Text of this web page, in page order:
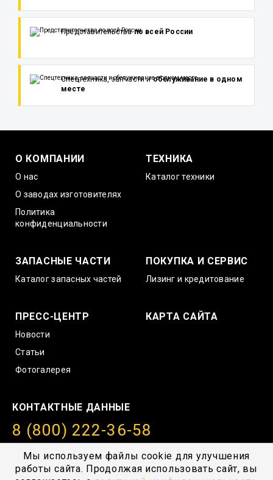
Мы используем файлы cookie для улучшения
работы сайта. Продолжая использовать сайт, вы
Представительствапо всей России
Спецтехника, запчасти иобслуживание в одном
месте
О КОМПАНИИ
О нас
О заводах изготовителях
Политика
конфиденциальности
ТЕХНИКА
Каталог техники
ЗАПАСНЫЕ ЧАСТИ
Каталог запасных частей
ПОКУПКА И СЕРВИС
Лизинг и кредитование
ПРЕСС-ЦЕНТР
Новости
Статьи
Фотогалерея
КАРТА САЙТА
КОНТАКТНЫЕ ДАННЫЕ
8 (800) 222-36-58
info@amurstroy.su
© 2004—2026, ГК “АмурСтройТехника”, г. Хабаровск,